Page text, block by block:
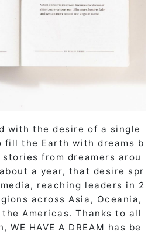
with the desire of a single
fill the Earth with dreams b
from dreamers arou
a year, that desire spr
reaching leaders in 2
across Asia, Oceania,
Americas. Thanks to all
HAVE A DREAM has be